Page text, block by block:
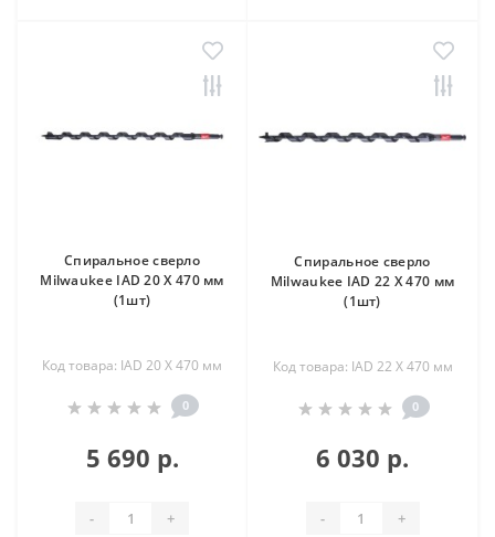
Спиральное сверло
Milwaukee IAD 20 X 470 мм
(1шт)
Код товара: IAD 20 X 470 мм
0
5 690 р.
- +
Спиральное сверло
Milwaukee IAD 22 X 470 мм
(1шт)
Код товара: IAD 22 X 470 мм
0
6 030 р.
- +